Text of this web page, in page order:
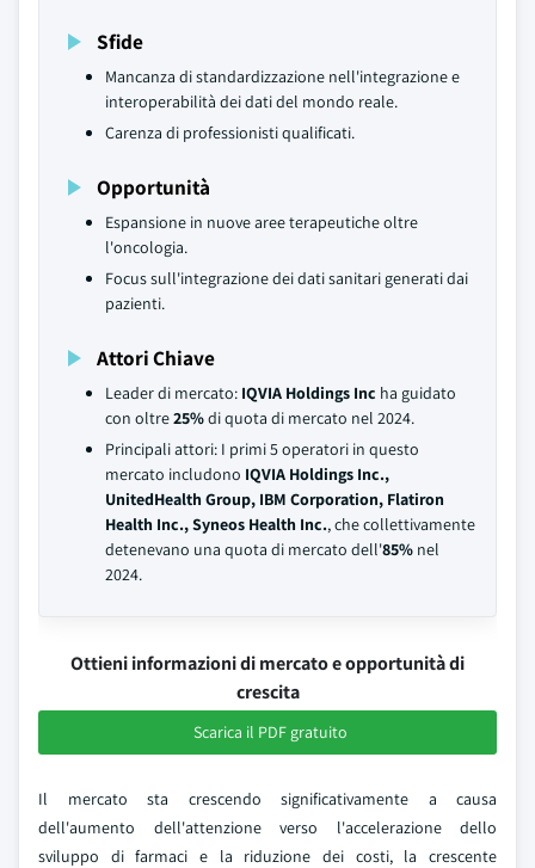
Sfide
Mancanza di standardizzazione nell'integrazione e
interoperabilità dei dati del mondo reale.
Carenza di professionisti qualificati.
Opportunità
Espansione in nuove aree terapeutiche oltre
l'oncologia.
Focus sull'integrazione dei dati sanitari generati dai
pazienti.
Attori Chiave
Leader di mercato: IQVIA Holdings Inc ha guidato
con oltre25%di quota di mercato nel 2024.
Principali attori: I primi 5 operatori in questo
mercato includono IQVIA Holdings Inc.,
UnitedHealth Group, IBM Corporation, Flatiron
Health Inc., Syneos Health Inc., che collettivamente
detenevano una quota di mercato dell'85% nel
2024.
Ottieni informazioni di mercato e opportunità di
crescita
Scarica il PDF gratuito
Il mercato sta crescendo significativamente a causa
dell'aumento dell'attenzione verso l'accelerazione dello
sviluppo di farmaci e la riduzione dei costi, la crescente